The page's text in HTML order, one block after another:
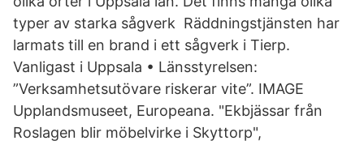
typer av starka sågverk Räddningstjänsten har
larmats till en brand i ett sågverk i Tierp.
Vanligast i Uppsala • Länsstyrelsen:
”Verksamhetsutövare riskerar vite”. IMAGE
Upplandsmuseet, Europeana. "Ekbjässar från
Roslagen blir möbelvirke i Skyttorp",